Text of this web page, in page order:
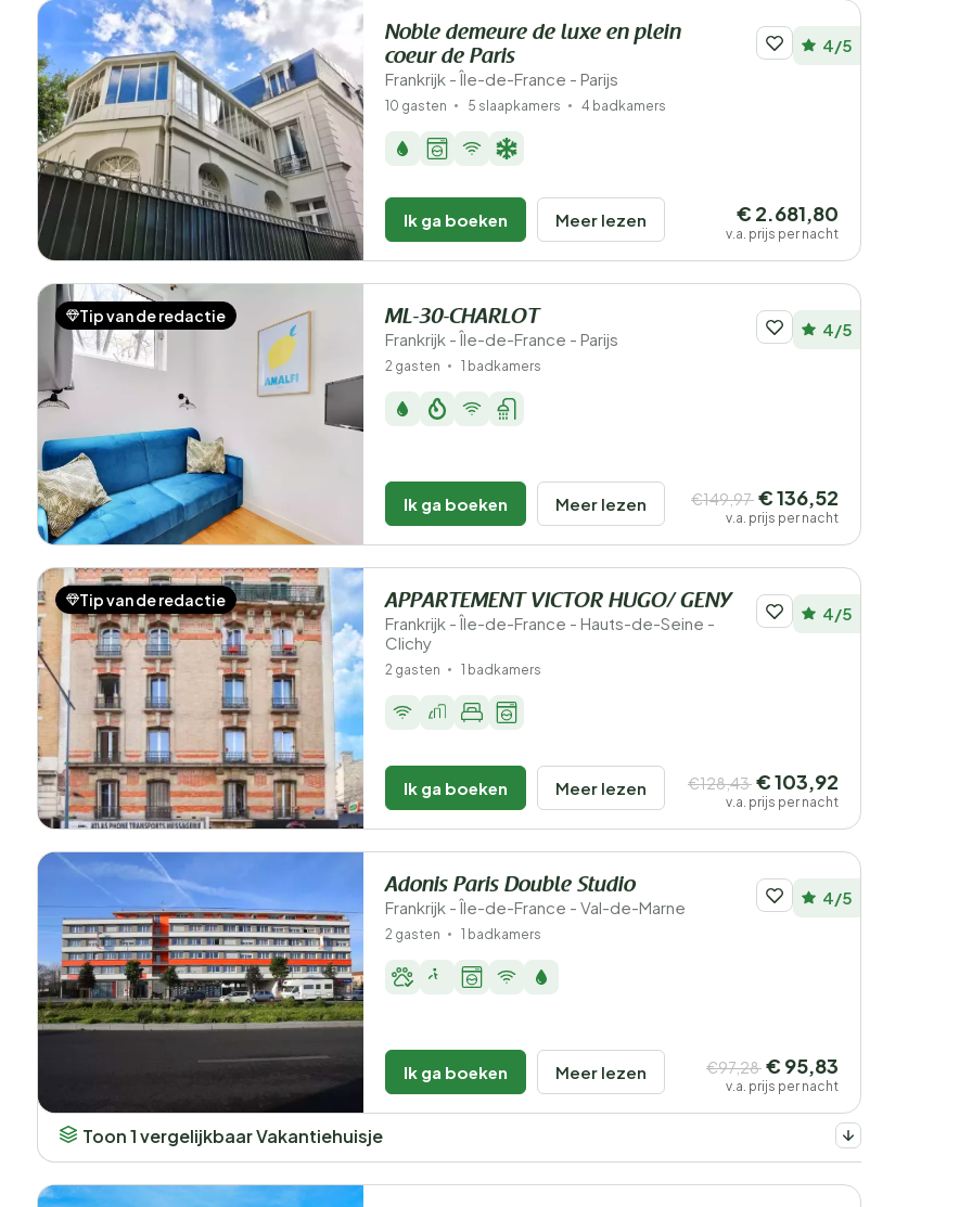
Noble demeure de luxe en plein
coeur de Paris
Frankrijk - Île-de-France - Parijs
4/5
10 gasten 5 slaapkamers 4 badkamers
Ik ga boeken Meer lezen € 2.681,80
v.a. prijs per nacht
Tip van de redactie ML-30-CHARLOT
Frankrijk - Île-de-France - Parijs 4/5
2 gasten 1 badkamers
Ik ga boeken Meer lezen €149,97 € 136,52
v.a. prijs per nacht
Tip van de redactie APPARTEMENT VICTOR HUGO/ GENY
Frankrijk - Île-de-France - Hauts-de-Seine -
Clichy
4/5
2 gasten 1 badkamers
Ik ga boeken Meer lezen €128,43 € 103,92
v.a. prijs per nacht
Adonis Paris Double Studio
Frankrijk - Île-de-France - Val-de-Marne 4/5
2 gasten 1 badkamers
Ik ga boeken Meer lezen €97,28 € 95,83
v.a. prijs per nacht
Toon 1 vergelijkbaar Vakantiehuisje